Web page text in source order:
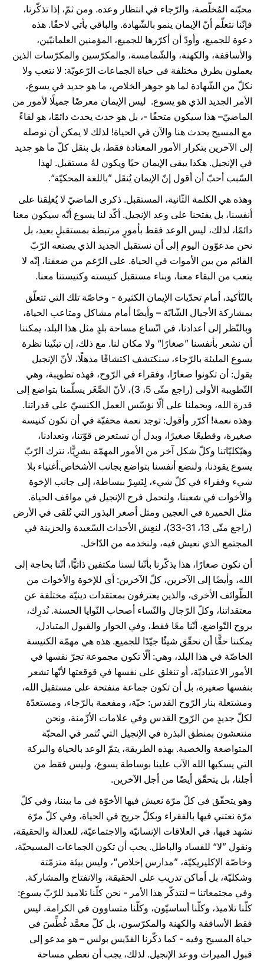
محبّته المُخلّصة، والرّجاء في انتظار وعده. ومن ثمّ، إذا تذكّرنا،
فإنّنا نتعلّم أنّ الإيمان ينمو بالشّهادة. والباقي يأتي لاحقًا. هذه
دعوة للجميع، وأودّ أن أكرّرها للجميع، المؤمنين العلمانيّين،
والأساقفة، والكهنة، والشّمامسة، والمكرّسين والمكرّسات الذين
يعملون بطرق مختلفة في حياة الجماعات الرّعويّة: لا نتعب ولا
نكلّ من الشّهادة لما هو جوهر الخلاص، ما هو جديد في يسوع،
الأمر الجديد الذي هو يسوع. ليس الإيمان معرضًا جميلًا لأمور من
الماضيّ– هذا سيكون متحفًا -، بل هو حدث يحدث دائمًا، هو لقاءً
مع المسيح يحدث هنا والآن في الحياة! لذلك لا يمكن أن نوصله
إلى الآخرين بتكرار الأمور المعتادة فقط، بل بنقل كلّ ما هو جديد
في الإنجيل. هكذا يبقى الإيمان حيًا ويكون لهُ مستقبل. لهذا
السّبب أحبّ أن أقول إنّ الإيمان يُنقَل ”باللغة المحكيّة“.
وهذه هي الكلمة الثّانية، المستقبل. ذكرى الماضيّ لا يُغلِقنا على
أنفسنا، بل يفتحنا على وعد الإنجيل. أكّد لنا يسوع أنّه سيكون معنا
دائمًا، لذلك، ليس الوعد فقط بأمورٍ مرتبطة بمستقبلٍ بعيد، بل
نحن مدعوّون اليوم إلى أن نستقبل الجديد الذي يصنعه الرّبّ
القائم من بين الأموات في الحياة. على الرّغم من ضعفنا، إنّه لا
يتعب من البقاء معنا، وبناء مستقبل كنيسته وكنيستنا معنا.
بالتّأكيد، أمام تحدّيات الإيمان الكثيرة - وخاصّة تلك التي تتعلّق
بمشاركة الأجيال الشّابّة – وأيضًا أمام مشاكل ومتاعب الحياة،
وبالنّظر إلى أعدادنا، في اتّساع مساحة بلدٍ مثل هذا البلد، يمكننا
أن نشعر بأنفسنا ”صغارًا“ ولا مكان لنا. مع ذلك، إن تبنّينا نظرة
يسوع المليئة بالرّجاء، سنكتشف اكتشافًا مذهلًا، لأنّ الإنجيل
يقول: أن تكونوا صغارًا، وفقراء في الرّوح، فهذه تطويبة، وهي
التّطويبة الأولى (راجع متّى 5، 3)، لأنّ الصِّغَر يسلّمنا بتواضع إلى
قدرة الله، ويحملنا على ألّا نؤسّس العمل الكنسيّ على قدراتنا.
وهذه نعمة! أكرّر وأقول: توجد نعمة مخفيّة في أن نكون كنيسة
صغيرة، وقطيعًا صغيرًا، وبدل أن نستعرض قوّتنا، وتعدادنا،
وهيّكليّاتنا وكلّ شكل آخر من الأمور المهمّة بشرِيًّا، نترك الرّبّ
يسوع يقودنا، ولنضع أنفسنا بتواضع بجانب الأشخاص.أغنياء بلا
شيء وفقراء في كلّ شيء، لِنَسِرْ ببساطة، إلى جانب الإخوة
والأخوات في شعبنا، ولنحمل فرح الإنجيل في مواقف الحياة.
مثل الخميرة في العجين ومثل أصغر البذور التي تُلقى في الأرض
(راجع متّى 13، 31-33)، لنعِش الأحداث السّعيدة والحزينة في
المجتمع الذي نعيش فيه، ولنخدمه من الدّاخل.
أن نكون صغارًا، هذا يذكّرنا بأنّنا لسنا مكتفين ذاتيًّا، أنّنا بحاجة إلى
الله، وأيضًا إلى الآخرين، كلّ الآخرين: أي للإخوة والأخوات من
الطّوائف الأخرى، والذين يعترفون بمعتقدات دينيّة مختلفة عن
معتقداتنا، وكلّ الرّجال والنّساء أصحاب النّوايا الحسنة. نُدرِك،
بروح التّواضع، أنّنا معًا فقط، وفي الحوار والقبول المتبادل،
يمكننا حقًّا أن نحقّق شيئًا جيّدًا للجميع. هذه هي مهمّة الكنيسة
الخاصّة في هذا البلد، وهي: ألّا تكون مجموعة تجرّ نفسها في
الأمور الاعتياديّة، أو تنغلق على نفسها في قوقعتها لأنّها تشعر
بنفسها صغيرة، بل أن تكون جماعة منفتحة على مستقبل الله،
ومشتعلة بنار الرّوح القدس: حيّة، ومفعمة بالرّجاء، ومستعدّة
لكلّ جديدٍ من الرّوح القدس وفي علامات الأزّمنة، ونحن
منتعشون بمنطق البذرة في الإنجيل التي تُثمر في المحبّة
المتواضعة والخصبة. بهذه الطريقة، يتمّ الوعد بالحياة والبركة
التي يسكبها الله الآب علينا بوساطة يسوع، وليس فقط من
أجلنا، بل يتحقّق أيضًا من أجل الآخرين.
وهو يتحقّق في كلّ مرّة نعيش فيها الأخوّة في ما بيننا، وفي كلّ
مرّة نعتني فيها بالفقراء وبكلّ جريح في الحياة، وفي كلّ مرّة
نشهد فيها، في العلاقات الإنسانيّة والاجتماعيّة، للعدالة والحقيقة،
ونقول ”لا“ للفساد والباطل. يجب أن تكون الجماعات المسيحيّة،
وخاصّة الإكليريكيّة، ”مدارس إخلاص“، وليس بيئة متزمّتة
وشكليّة، بل أماكن تدريب على الحقيقة، والانفتاح والمشاركة.
وفي مجتمعاتنا – لنتذكّر هذا الأمر - نحن كلّنا تلاميذ للرّبّ يسوع:
كلّنا تلاميذ، وكلّنا أساسيّون، وكلّنا متساوون في الكرامة. ليس
فقط الأساقفة والكهنة والمكرّسون، بل كلّ معمَّد غُطِّسَ في
حياة المسيح وفيه - كما ذكّرنا القدّيس بولس – هو مدعو إلى
قبول الميراث ووعد الإنجيل. لذلك، يجب أن نعطي مساحة